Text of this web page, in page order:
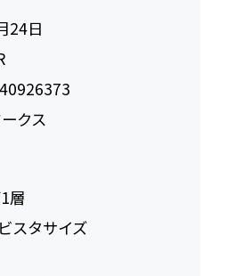
24日
クス
層
スタサイズ